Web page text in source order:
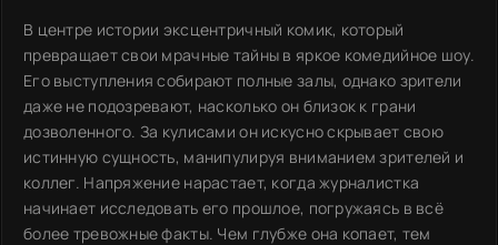
В центре истории эксцентричный комик, который
превращает свои мрачные тайны в яркое комедийное шоу.
Его выступления собирают полные залы, однако зрители
даже не подозревают, насколько он близок к грани
дозволенного. За кулисами он искусно скрывает свою
истинную сущность, манипулируя вниманием зрителей и
коллег. Напряжение нарастает, когда журналистка
начинает исследовать его прошлое, погружаясь в всё
более тревожные факты. Чем глубже она копает, тем